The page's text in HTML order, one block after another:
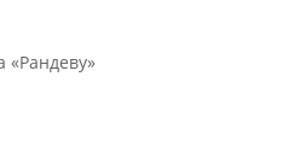
«Рандеву»